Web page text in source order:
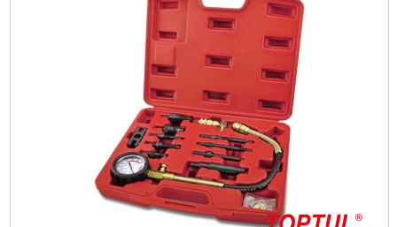
400x90x330 мм
Подробнее...